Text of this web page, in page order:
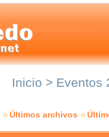
Inicio > Eventos
Últimos archivos